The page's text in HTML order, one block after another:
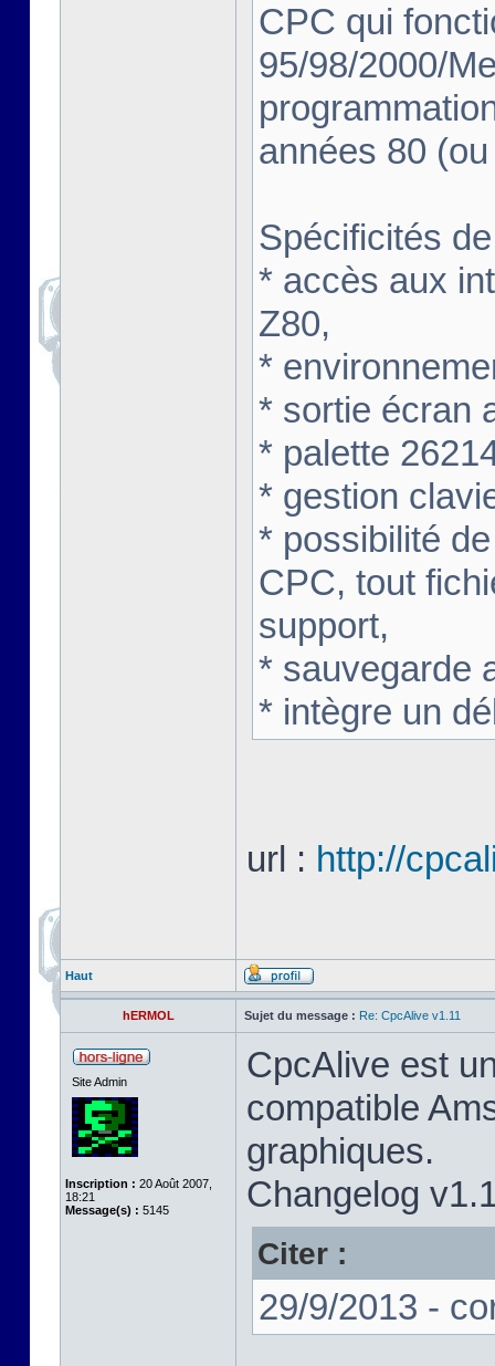
CPC qui
95/98/2000/
années 80
Spécificités
* accès aux
Z80,
*
* sortie écran
* palette
* gestion
* possibilité
CPC, tout
support,
* sauvegarde
* intègre un
url : http://
Haut
hERMOL Sujet du message : Re: CpcAlive v1.11
Site Admin
Inscription : 20 Août 2007,
18:21
Message(s) : 5145
CpcAlive est
compatible
graphiques.
Changelog
Citer :
29/9/2013 -